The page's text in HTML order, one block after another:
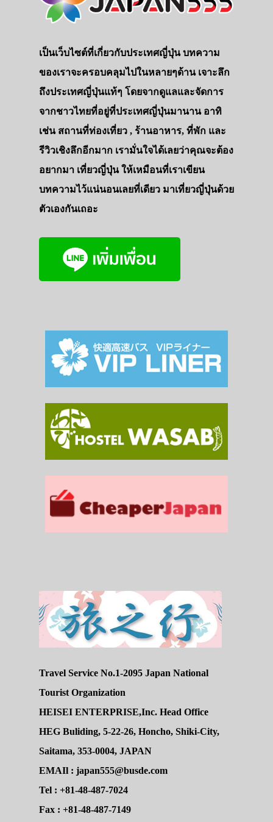
เป็นเว็บไซต์ที่เกี่ยวกับประเทศญี่ปุ่น บทความ
ของเราจะครอบคลุมไปในหลายๆด้าน เจาะลึก
ถึงประเทศญี่ปุ่นแท้ๆ โดยจากดูแลและจัดการ
จากชาวไทยที่อยู่ที่ประเทศญี่ปุ่นมานาน อาทิ
เช่น สถานที่ท่องเที่ยว , ร้านอาหาร, ที่พัก และ
รีวิวเชิงลึกอีกมาก เรามั่นใจได้เลยว่าคุณจะต้อง
อยากมา เที่ยวญี่ปุ่น ให้เหมือนที่เราเขียน
บทความไว้แน่นอนเลยที่เดียว มาเที่ยวญี่ปุ่นด้วย
ตัวเองกันเถอะ
Travel Service No.1-2095 Japan National
Tourist Organization
HEISEI ENTERPRISE,Inc. Head Office
HEG Buliding, 5-22-26, Honcho, Shiki-City,
Saitama, 353-0004, JAPAN
EMAIl : japan555@busde.com
Tel : +81-48-487-7024
Fax : +81-48-487-7149